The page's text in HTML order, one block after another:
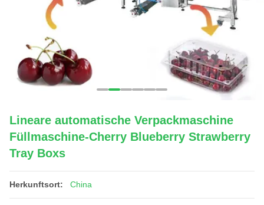
Lineare automatische Verpackmaschine
Füllmaschine-Cherry Blueberry Strawberry
Tray Boxs
Herkunftsort: China